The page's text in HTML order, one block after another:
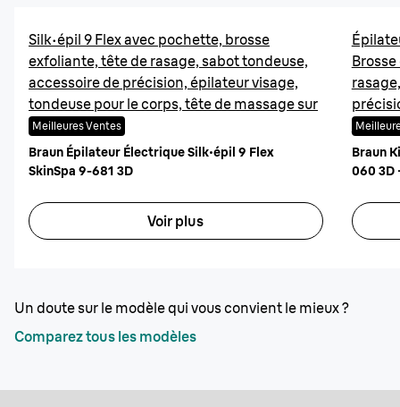
Silk·épil 9 Flex avec pochette, brosse
exfoliante, tête de rasage, sabot tondeuse,
accessoire de précision, épilateur visage,
tondeuse pour le corps, tête de massage sur
encadré gris.
Meilleures Ventes
Braun Épilateur Électrique Silk·épil 9 Flex
SkinSpa 9-681 3D
Voir plus
Braun
060 3D
Un doute sur le modèle qui vous convient le mieux ?
Comparez tous les modèles